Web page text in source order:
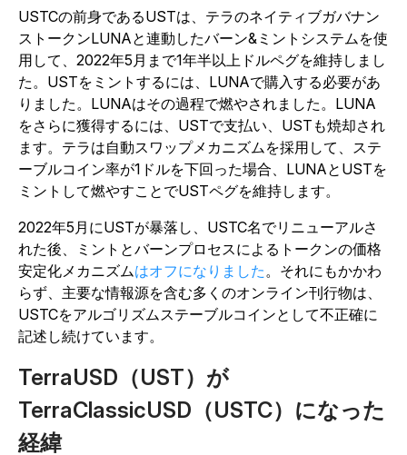
USTCの前身であるUSTは、テラのネイティブガバナン
ストークンLUNAと連動したバーン&ミントシステムを使
用して、2022年5月まで1年半以上ドルペグを維持しまし
た。 USTをミントするには、LUNAで購入する必要があ
りました。LUNAはその過程で燃やされました。LUNA
をさらに獲得するには、USTで支払い、USTも焼却され
ます。テラは自動スワップメカニズムを採用して、ステ
ーブルコイン率が1ドルを下回った場合、LUNAとUSTを
ミントして燃やすことでUSTペグを維持します。
2022年5月にUSTが暴落し、USTC名でリニューアルさ
れた後、ミントとバーンプロセスによるトークンの価格
安定化メカニズムはオフになりました。それにもかかわ
らず、主要な情報源を含む多くのオンライン刊行物は、
USTCをアルゴリズムステーブルコインとして不正確に
記述し続けています。
TerraUSD（UST）が
TerraClassicUSD（USTC）になった
経緯